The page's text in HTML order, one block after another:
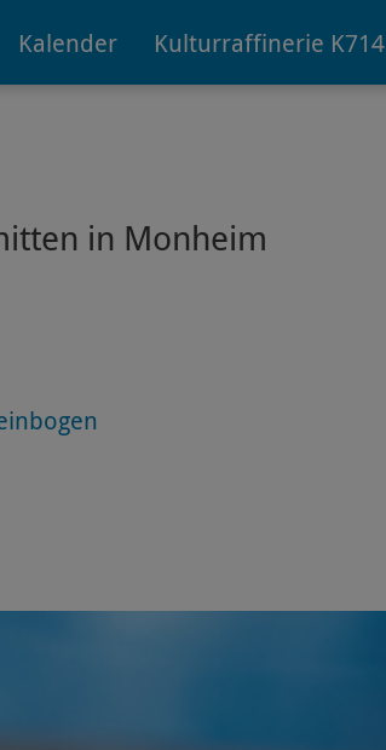
Kalender Kulturraffinerie K714
in Monheim